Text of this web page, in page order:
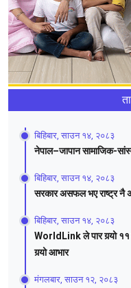
बिहिबार, साउन १४, २०८३
नेपाल–जापान सामाजिक-
बिहिबार, साउन १४, २०८३
सरकार असफल भए राष्ट्र नै
बिहिबार, साउन १४, २०८३
WorldLink ले पार गर्‍यो
गर्‍यो आभार
मंगलबार, साउन १२, २०८३